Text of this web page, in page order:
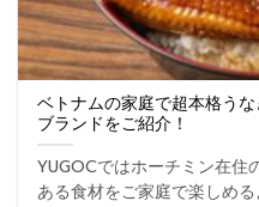
ベトナムの家庭で超本格う
ブランドをご紹介！
YUGOCではホーチミン在住
ある食材をご家庭で楽しめ